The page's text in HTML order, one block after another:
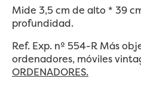
Mide 3,5 cm de alto * 39
profundidad.
Ref. Exp. nº 554-R Más
ordenadores, móviles
ORDENADORES.